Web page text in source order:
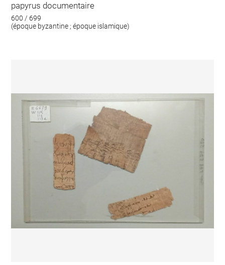
papyrus documentaire
600 / 699
(époque byzantine ; époque islamique)